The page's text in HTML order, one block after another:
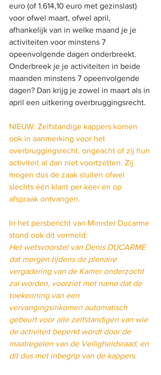
euro (of 1.614,10 euro met gezinslast)
voor ofwel maart, ofwel april,
afhankelijk van in welke maand je je
activiteiten voor minstens 7
opeenvolgende dagen onderbreekt.
Onderbreek je je activiteiten in beide
maanden minstens 7 opeenvolgende
dagen? Dan krijg je zowel in maart als in
april een uitkering overbruggingsrecht.
NIEUW: Zelfstandige kappers komen
ook in aanmerking voor het
overbruggingsrecht, ongeacht of zij hun
activiteit al dan niet voortzetten. Zij
mogen dus de zaak sluiten ofwel
slechts één klant per keer en op
afspraak ontvangen.
In het persbericht van Minister Ducarme
stond ook dit vermeld:
Het wetsvoorstel van Denis DUCARME
dat morgen tijdens de plenaire
vergadering van de Kamer onderzocht
zal worden, voorziet met name dat de
toekenning van een
vervangingsinkomen automatisch
gebeurt voor alle zelfstandigen van wie
de activiteit beperkt wordt door de
maatregelen van de Veiligheidsraad, en
dit dus met inbegrip van de kappers.